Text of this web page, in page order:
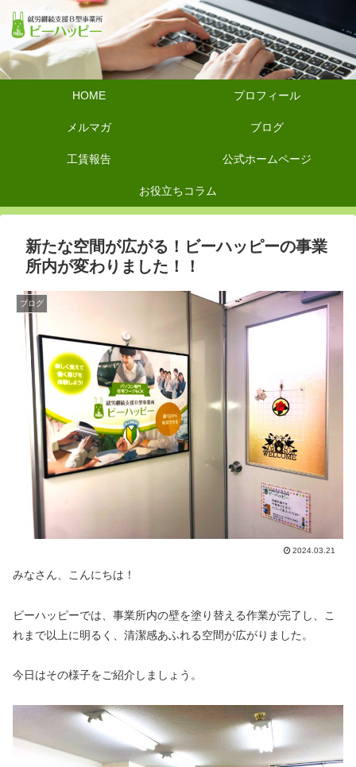
HOME プロフィール
メルマガ ブログ
工賃報告 公式ホームページ
お役立ちコラム
新たな空間が広がる！ビーハッピーの事業
所内が変わりました！！
ブログ
2024.03.21
みなさん、こんにちは！
ビーハッピーでは、事業所内の壁を塗り替える作業が完了し、こ
れまで以上に明るく、清潔感あふれる空間が広がりました。
今日はその様子をご紹介しましょう。